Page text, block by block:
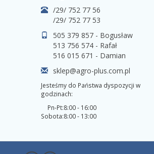
/29/ 752 77 56
/29/ 752 77 53
505 379 857 - Bogusław
513 756 574 - Rafał
516 015 671 - Damian
sklep@agro-plus.com.pl
Jesteśmy do Państwa dyspozycji w
godzinach:
Pn-Pt:
Sobota:
8:00 - 16:00
8:00 - 13:00